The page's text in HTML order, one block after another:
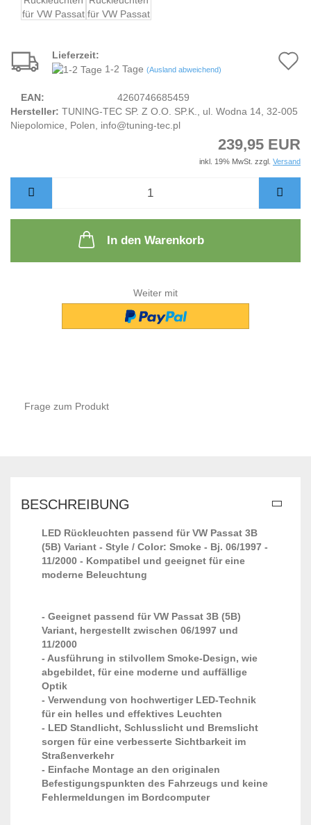
Lieferzeit:
1-2 Tage (Ausland abweichend)
EAN:
4260746685459
Hersteller: TUNING-TEC SP. Z O.O. SP.K., ul. Wodna 14, 32-005
Niepolomice, Polen, info@tuning-tec.pl
239,95 EUR
inkl. 19% MwSt. zzgl. Versand
In den Warenkorb
Weiter mit
Frage zum Produkt
BESCHREIBUNG
LED Rückleuchten passend für VW Passat 3B
(5B) Variant - Style / Color: Smoke - Bj. 06/1997 -
11/2000 - Kompatibel und geeignet für eine
moderne Beleuchtung
- Geeignet passend für VW Passat 3B (5B)
Variant, hergestellt zwischen 06/1997 und
11/2000
- Ausführung in stilvollem Smoke-Design, wie
abgebildet, für eine moderne und auffällige
Optik
- Verwendung von hochwertiger LED-Technik
für ein helles und effektives Leuchten
- LED Standlicht, Schlusslicht und Bremslicht
sorgen für eine verbesserte Sichtbarkeit im
Straßenverkehr
- Einfache Montage an den originalen
Befestigungspunkten des Fahrzeugs und keine
Fehlermeldungen im Bordcomputer